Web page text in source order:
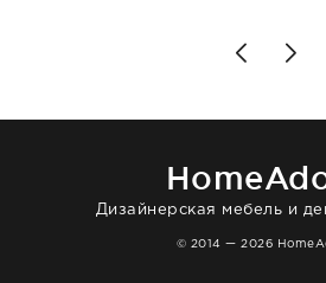
то качество выше всяких
Дизайнерская мебель и
© 2014 — 2026